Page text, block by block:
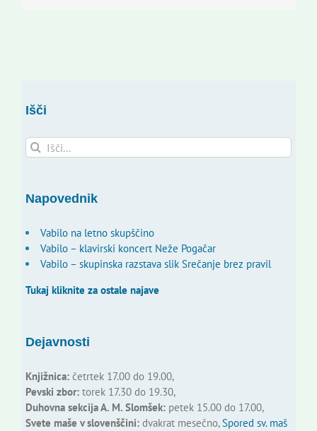
Išči
Search
for:
Napovednik
Vabilo na letno skupščino
Vabilo – klavirski koncert Neže Pogačar
Vabilo – skupinska razstava slik Srečanje brez pravil
Tukaj kliknite za ostale najave
Dejavnosti
Knjižnica:četrtek 17.00 do 19.00,
Pevski zbor:torek 17.30 do 19.30,
Duhovna sekcija A. M. Slomšek:petek 15.00 do 17.00,
Svete maše v slovenščini:dvakrat mesečno,Spored sv. maš